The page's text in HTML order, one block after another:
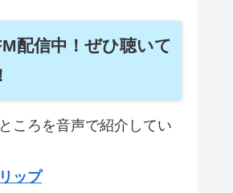
配信中！ぜひ聴いて
ころを音声で紹介してい
ップ